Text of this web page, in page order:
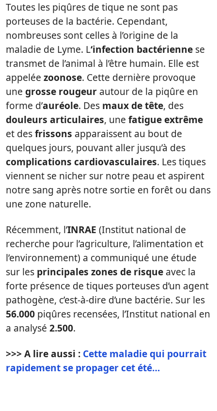
Toutes les piqûres de tique ne sont pas
porteuses de la bactérie. Cependant,
nombreuses sont celles à l’origine de la
maladie de Lyme. L‘infection bactérienne se
transmet de l’animal à l’être humain. Elle est
appelée zoonose. Cette dernière provoque
une grosse rougeur autour de la piqûre en
forme d’auréole. Des maux de tête, des
douleurs articulaires, une fatigue extrême
et desfrissons apparaissent au bout de
quelques jours, pouvant aller jusqu’à des
complications cardiovasculaires. Les tiques
viennent se nicher sur notre peau et aspirent
notre sang après notre sortie en forêt ou dans
une zone naturelle.
Récemment, l’INRAE (Institut national de
recherche pour l’agriculture, l’alimentation et
l’environnement) a communiqué une étude
sur les principales zones de risque avec la
forte présence de tiques porteuses d’un agent
pathogène, c’est-à-dire d’une bactérie. Sur les
56.000 piqûres recensées, l’Institut national en
a analysé 2.500.
>>> A lire aussi : Cette maladie qui pourrait
rapidement se propager cet été…